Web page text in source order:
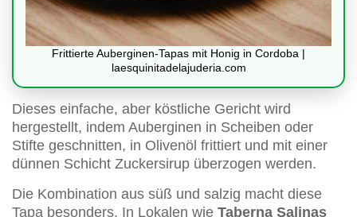
Frittierte Auberginen-Tapas mit Honig in Cordoba |
laesquinitadelajuderia.com
Dieses einfache, aber köstliche Gericht wird
hergestellt, indem Auberginen in Scheiben oder
Stifte geschnitten, in Olivenöl frittiert und mit einer
dünnen Schicht Zuckersirup überzogen werden.
Die Kombination aus süß und salzig macht diese
Tapa besonders. In Lokalen wie Taberna Salinas